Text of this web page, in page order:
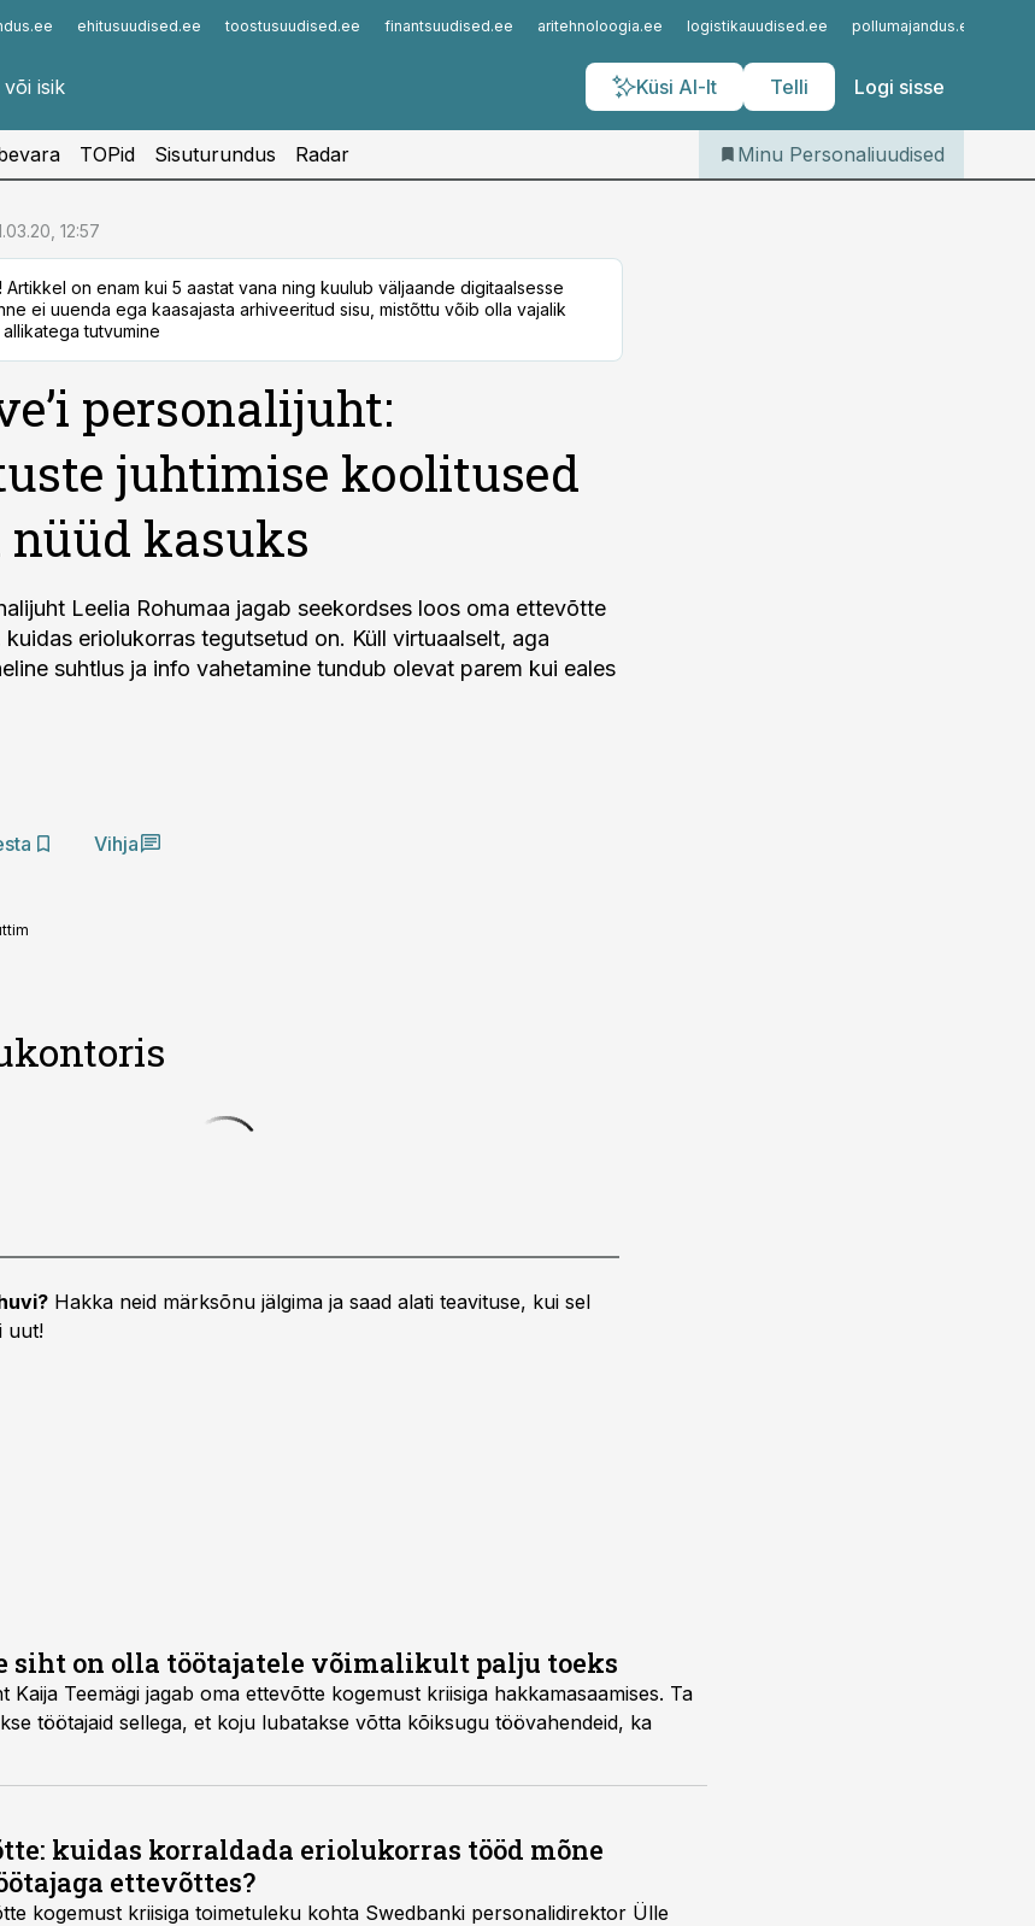
ehitusuudised.ee toostusuudised.ee finantsuudised.ee aritehnoloogia.ee logistikauudised.ee pollumajandus.ee
Küsi AI-lt Telli Logi sisse
Iseteenindus
Telli Personaliuudised
TOPid Sisuturundus Radar Minu Personaliuudised
12:57
Artikkel on enam kui 5 aastat vana ning kuulub väljaande digitaalsesse
ei uuenda ega kaasajasta arhiveeritud sisu, mistõttu võib olla vajalik
tutvumine
personalijuht:
juhtimise koolitused
kasuks
Leelia Rohumaa jagab seekordses loos oma ettevõtte
eriolukorras tegutsetud on. Küll virtuaalselt, aga
suhtlus ja info vahetamine tundub olevat parem kui eales
Vihja
Hakka neid märksõnu jälgima ja saad alati teavituse, kui sel
uut!
siht on olla töötajatele võimalikult palju toeks
Kaija Teemägi jagab oma ettevõtte kogemust kriisiga hakkamasaamises. Ta
töötajaid sellega, et koju lubatakse võtta kõiksugu töövahendeid, ka
kuidas korraldada eriolukorras tööd mõne
ettevõttes?
kogemust kriisiga toimetuleku kohta Swedbanki personalidirektor Ülle